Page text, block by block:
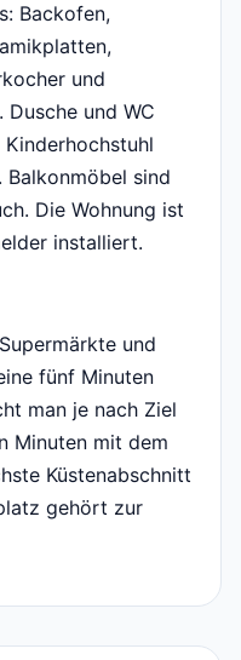
Backofen,
und
und WC
sind
Die Wohnung ist
installiert.
und
fünf Minuten
man je nach Ziel
Minuten mit dem
Küstenabschnitt
gehört zur